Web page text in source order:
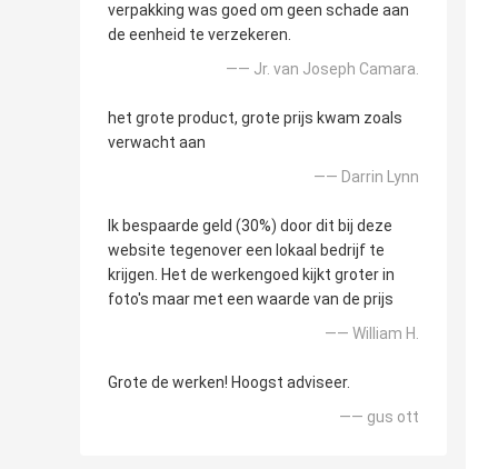
verpakking was goed om geen schade aan
de eenheid te verzekeren.
—— Jr. van Joseph Camara.
het grote product, grote prijs kwam zoals
verwacht aan
—— Darrin Lynn
Ik bespaarde geld (30%) door dit bij deze
website tegenover een lokaal bedrijf te
krijgen. Het de werkengoed kijkt groter in
foto's maar met een waarde van de prijs
—— William H.
Grote de werken! Hoogst adviseer.
—— gus ott